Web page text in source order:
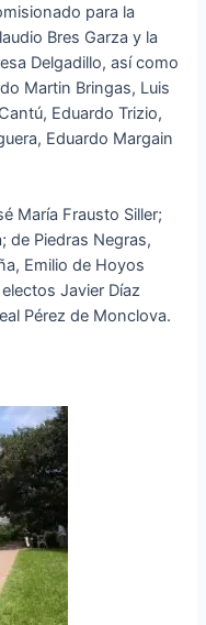
para la
Bres Garza y la
Delgadillo, así como
Martin Bringas, Luis
Eduardo Trizio,
Eduardo Margain
María Frausto Siller;
de Piedras Negras,
Emilio de Hoyos
Javier Díaz
Pérez de Monclova.